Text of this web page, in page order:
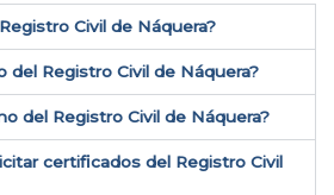
Civil de Náquera​?
del Registro Civil de Náquera?
del Registro Civil de Náquera​?
certificados del Registro Civil